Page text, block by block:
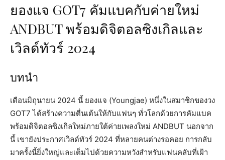
ยองแจ GOT7 คัมแบคกับค่ายใหม่
ANDBUT พร้อมดิจิตอลซิงเกิลและ
เวิลด์ทัวร์ 2024
บทนำ
เดือนมิถุนายน 2024 นี้ ยองแจ (Youngjae) หนึ่งในสมาชิกของวง
GOT7 ได้สร้างความตื่นเต้นให้กับแฟนๆ ทั่วโลกด้วยการคัมแบค
พร้อมดิจิตอลซิงเกิลใหม่ภายใต้ค่ายเพลงใหม่ ANDBUT นอกจาก
นี้ เขายังประกาศเวิลด์ทัวร์ 2024 ที่หลายคนต่างรอคอย การกลับ
มาครั้งนี้ยิ่งใหญ่และเต็มไปด้วยความหวังสำหรับแฟนคลับที่เฝ้า